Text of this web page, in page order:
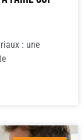
: une